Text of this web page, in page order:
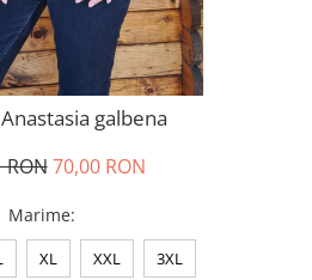
galbena
RON 70,00 RON
Marime:
XL XXL 3XL